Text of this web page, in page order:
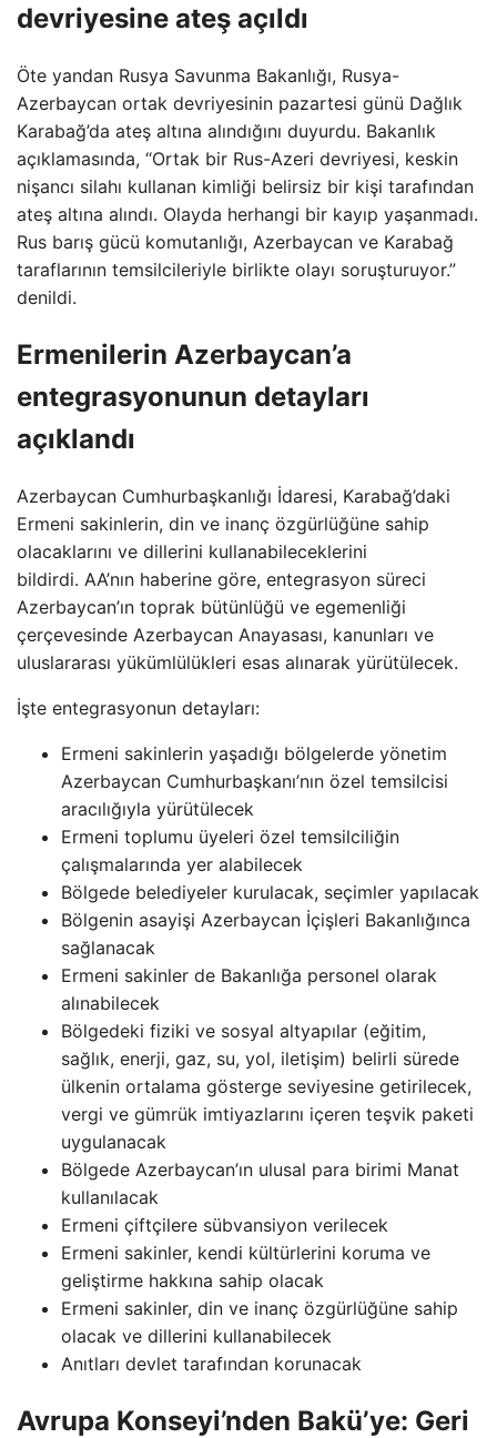
devriyesine ateş açıldı
Öte yandan Rusya Savunma Bakanlığı, Rusya-
Azerbaycan ortak devriyesinin pazartesi günü Dağlık
Karabağ’da ateş altına alındığını duyurdu. Bakanlık
açıklamasında, “Ortak bir Rus-Azeri devriyesi, keskin
nişancı silahı kullanan kimliği belirsiz bir kişi tarafından
ateş altına alındı. Olayda herhangi bir kayıp yaşanmadı.
Rus barış gücü komutanlığı, Azerbaycan ve Karabağ
taraflarının temsilcileriyle birlikte olayı soruşturuyor.”
denildi.
Ermenilerin Azerbaycan’a
entegrasyonunun detayları
açıklandı
Azerbaycan Cumhurbaşkanlığı İdaresi, Karabağ’daki
Ermeni sakinlerin, din ve inanç özgürlüğüne sahip
olacaklarını ve dillerini kullanabileceklerini
bildirdi. AA’nın haberine göre, entegrasyon süreci
Azerbaycan’ın toprak bütünlüğü ve egemenliği
çerçevesinde Azerbaycan Anayasası, kanunları ve
uluslararası yükümlülükleri esas alınarak yürütülecek.
İşte entegrasyonun detayları:
Ermeni sakinlerin yaşadığı bölgelerde yönetim
Azerbaycan Cumhurbaşkanı’nın özel temsilcisi
aracılığıyla yürütülecek
Ermeni toplumu üyeleri özel temsilciliğin
çalışmalarında yer alabilecek
Bölgede belediyeler kurulacak, seçimler yapılacak
Bölgenin asayişi Azerbaycan İçişleri Bakanlığınca
sağlanacak
Ermeni sakinler de Bakanlığa personel olarak
alınabilecek
Bölgedeki fiziki ve sosyal altyapılar (eğitim,
sağlık, enerji, gaz, su, yol, iletişim) belirli sürede
ülkenin ortalama gösterge seviyesine getirilecek,
vergi ve gümrük imtiyazlarını içeren teşvik paketi
uygulanacak
Bölgede Azerbaycan’ın ulusal para birimi Manat
kullanılacak
Ermeni çiftçilere sübvansiyon verilecek
Ermeni sakinler, kendi kültürlerini koruma ve
geliştirme hakkına sahip olacak
Ermeni sakinler, din ve inanç özgürlüğüne sahip
olacak ve dillerini kullanabilecek
Anıtları devlet tarafından korunacak
Avrupa Konseyi’nden Bakü’ye: Geri